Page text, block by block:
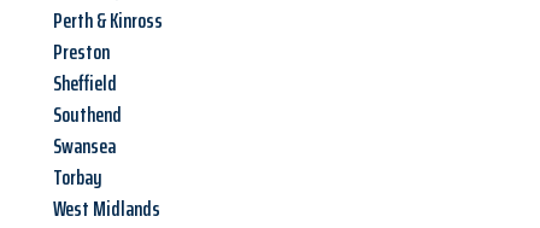
Perth & Kinross
Preston
Sheffield
Southend
Swansea
Torbay
West Midlands